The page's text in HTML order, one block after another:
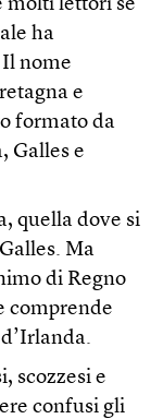
molti lettori se
ha
nome
e
formato da
Galles e
quella dove si
Ma
di Regno
comprende
scozzesi e
confusi gli